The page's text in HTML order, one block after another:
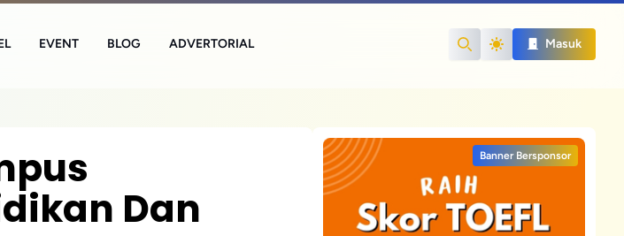
Search
Masuk
EVENT BLOG ADVERTORIAL
Dan
Banner Bersponsor